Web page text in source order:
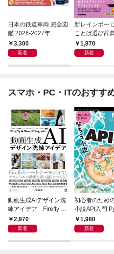
日本の鉄道車両 完全図
鑑 2026-2027年
3,300
新着
新レインボー
ことば選び辞
のことば
1,870
新着
スマホ・PC・ITのおすす
動画生成AIデザイン洗
練アイデア Firefly &
Veo， Kling， etc.
2,970
新着
初心者のため
小説API入門
作るデータ活用
1,980
新着